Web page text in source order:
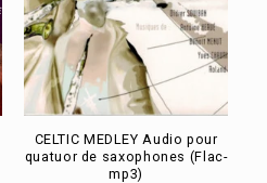
CELTIC MEDLEY Audio pour
quatuor de saxophones (Flac-
mp3)